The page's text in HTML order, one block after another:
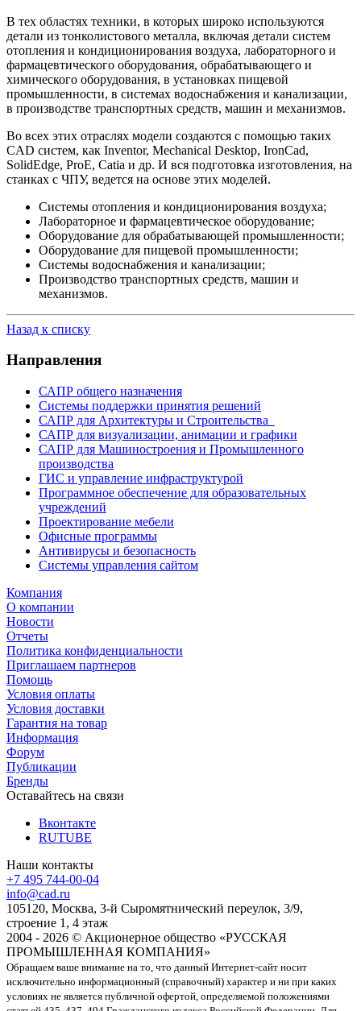
В тех областях техники, в которых широко используются
детали из тонколистового металла, включая детали систем
отопления и кондиционирования воздуха, лабораторного и
фармацевтического оборудования, обрабатывающего и
химического оборудования, в установках пищевой
промышленности, в системах водоснабжения и канализации,
в производстве транспортных средств, машин и механизмов.
Во всех этих отраслях модели создаются с помощью таких
CAD систем, как Inventor, Mechanical Desktop, IronCad,
SolidEdge, ProE, Catia и др. И вся подготовка изготовления, на
станках с ЧПУ, ведется на основе этих моделей.
Системы отопления и кондиционирования воздуха;
Лабораторное и фармацевтическое оборудование;
Оборудование для обрабатывающей промышленности;
Оборудование для пищевой промышленности;
Системы водоснабжения и канализации;
Производство транспортных средств, машин и
механизмов.
Назад к списку
Направления
САПР общего назначения
Системы поддержки принятия решений
САПР для Архитектуры и Строительства
САПР для визуализации, анимации и графики
САПР для Машиностроения и Промышленного
производства
ГИС и управление инфраструктурой
Программное обеспечение для образовательных
учреждений
Проектирование мебели
Офисные программы
Антивирусы и безопасность
Системы управления сайтом
Компания
О компании
Новости
Отчеты
Политика конфиденциальности
Приглашаем партнеров
Помощь
Условия оплаты
Условия доставки
Гарантия на товар
Информация
Форум
Публикации
Бренды
Оставайтесь на связи
Вконтакте
RUTUBE
Наши контакты
+7 495 744-00-04
info@cad.ru
105120, Москва, 3-й Сыромятнический переулок, 3/9,
строение 1, 4 этаж
2004 - 2026 © Акционерное общество «РУССКАЯ
ПРОМЫШЛЕННАЯ КОМПАНИЯ»
Обращаем ваше внимание на то, что данный Интернет-сайт носит
исключительно информационный (справочный) характер и ни при каких
условиях не является публичной офертой, определяемой положениями